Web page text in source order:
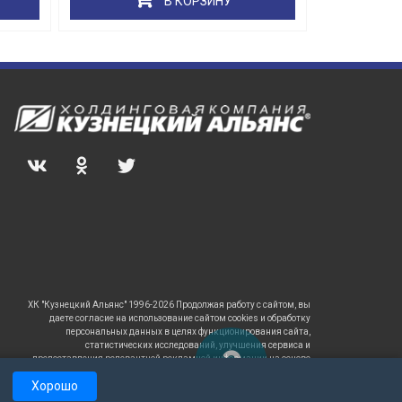
Хорошо
ХК "Кузнецкий Альянс" 1996-2026 Продолжая работу с сайтом, вы
даете согласие на использование сайтом cookies и обработку
персональных данных в целях функционирования сайта,
статистических исследований, улучшения сервиса и
предоставления релевантной рекламной информации на основе